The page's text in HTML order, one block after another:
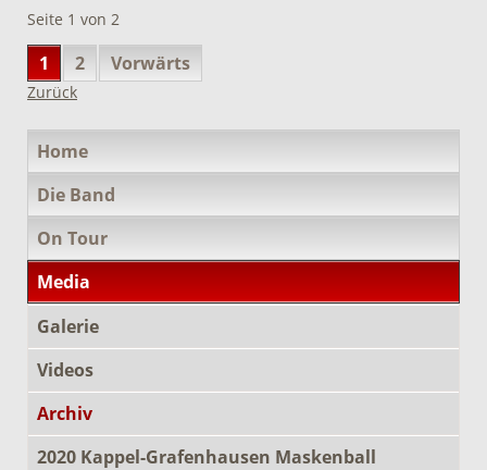
Seite 1 von 2
1 2 Vorwärts
Zurück
überspringen
Home
Die Band
On Tour
Media
Galerie
Videos
Archiv
2020 Kappel-Grafenhausen Maskenball